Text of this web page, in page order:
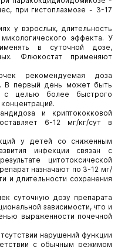
при гистоплазмозе - 3-17
у взрослых, длительность
эффекта. У
в суточной дозе,
Флюкостат применяют
рекомендуемая доза
В первый день может быть
с целью более быстрого
и криптококковой
6-12 мг/кг/сут в
у детей со сниженным
инфекции связан с
цитотоксической
назначают по 3-12 мг/
и длительности сохранения
суточную дозу препарата
зависимости, что и
выраженности почечной
нарушений функции
с обычным режимом